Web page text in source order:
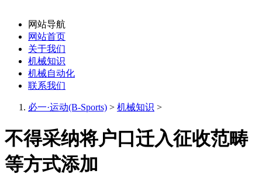
网站导航
网站首页
关于我们
机械知识
机械自动化
联系我们
必一·运动(B-Sports) > 机械知识 >
不得采纳将户口迁入征收范畴
等方式添加